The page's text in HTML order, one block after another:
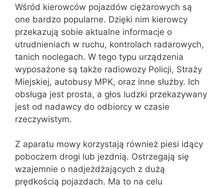
Wśród kierowców pojazdów ciężarowych są
one bardzo popularne. Dzięki nim kierowcy
przekazują sobie aktualne informacje o
utrudnieniach w ruchu, kontrolach radarowych,
tanich noclegach. W tego typu urządzenia
wyposażone są także radiowozy Policji, Straży
Miejskiej, autobusy MPK, oraz inne służby. Ich
obsługa jest prosta, a głos ludzki przekazywany
jest od nadawcy do odbiorcy w czasie
rzeczywistym.
Z aparatu mowy korzystają również piesi idący
poboczem drogi lub jezdnią. Ostrzegają się
wzajemnie o nadjeżdżających z dużą
prędkością pojazdach. Ma to na celu